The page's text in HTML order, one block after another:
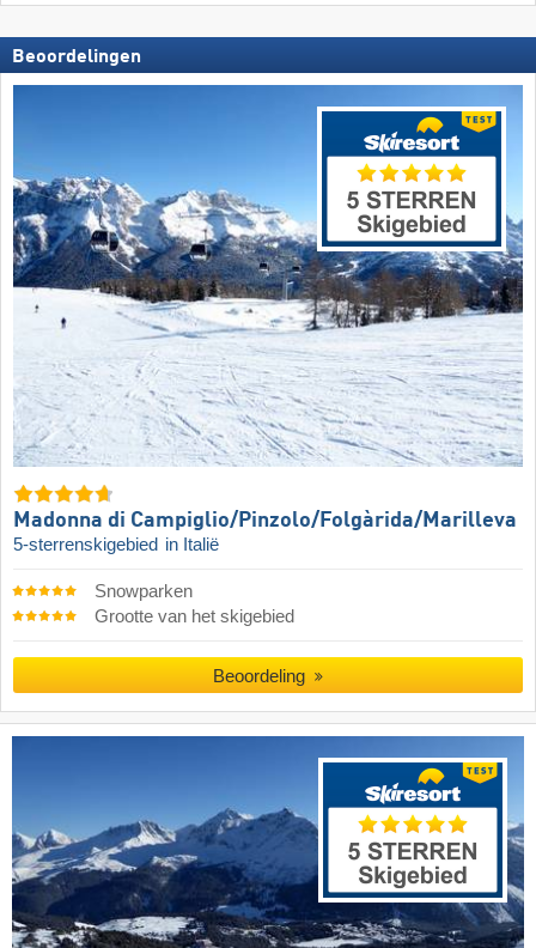
Beoordelingen
Madonna di Campiglio/​Pinzolo/​Folgàrida/​Marilleva
5-sterrenskigebied in Italië
Snowparken
Grootte van het skigebied
Beoordeling